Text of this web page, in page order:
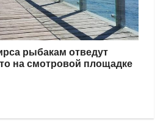
рыбакам отведут
на смотровой площадке